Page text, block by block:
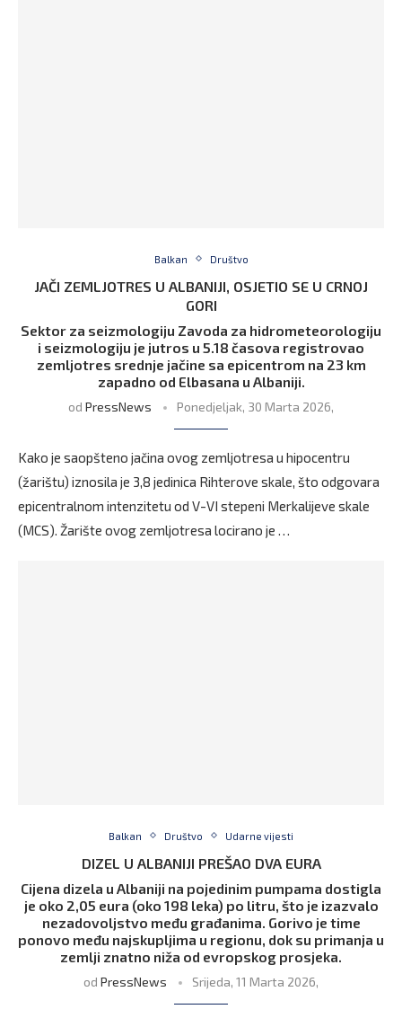
Balkan Društvo
JAČI ZEMLJOTRES U ALBANIJI, OSJETIO SE U CRNOJ
GORI
Sektor za seizmologiju Zavoda za hidrometeorologiju
i seizmologiju je jutros u 5.18 časova registrovao
zemljotres srednje jačine sa epicentrom na 23 km
zapadno od Elbasana u Albaniji.
od PressNews Ponedjeljak, 30 Marta 2026,
Kako je saopšteno jačina ovog zemljotresa u hipocentru
(žarištu) iznosila je 3,8 jedinica Rihterove skale, što odgovara
epicentralnom intenzitetu od V-VI stepeni Merkalijeve skale
(MCS). Žarište ovog zemljotresa locirano je …
Balkan Društvo Udarne vijesti
DIZEL U ALBANIJI PREŠAO DVA EURA
Cijena dizela u Albaniji na pojedinim pumpama dostigla
je oko 2,05 eura (oko 198 leka) po litru, što je izazvalo
nezadovoljstvo među građanima. Gorivo je time
ponovo među najskupljima u regionu, dok su primanja u
zemlji znatno niža od evropskog prosjeka.
od PressNews Srijeda, 11 Marta 2026,